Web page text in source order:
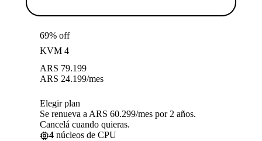
69% off
KVM 4
ARS 79.199
ARS 24.199/mes
Elegir plan
Se renueva a ARS 60.299/mes por 2 años.
Cancelá cuando quieras.
4 núcleos de CPU